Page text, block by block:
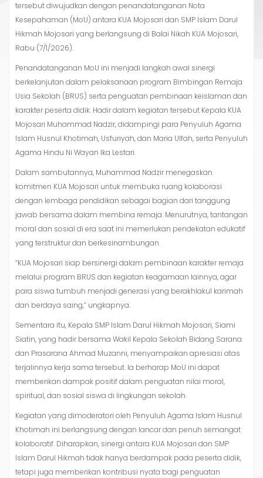
tersebut diwujudkan dengan penandatanganan Nota
Kesepahaman (MoU) antara KUA Mojosari dan SMP Islam Darul
Hikmah Mojosari yang berlangsung di Balai Nikah KUA Mojosari,
Rabu (7/1/2026).
Penandatanganan MoU ini menjadi langkah awal sinergi
berkelanjutan dalam pelaksanaan program Bimbingan Remaja
Usia Sekolah (BRUS) serta penguatan pembinaan keislaman dan
karakter peserta didik. Hadir dalam kegiatan tersebut Kepala KUA
Mojosari Muhammad Nadzir, didampingi para Penyuluh Agama
Islam Husnul Khotimah, Usfuriyah, dan Maria Ulfah, serta Penyuluh
Agama Hindu Ni Wayan Ika Lestari.
Dalam sambutannya, Muhammad Nadzir menegaskan
komitmen KUA Mojosari untuk membuka ruang kolaborasi
dengan lembaga pendidikan sebagai bagian dari tanggung
jawab bersama dalam membina remaja. Menurutnya, tantangan
moral dan sosial di era saat ini memerlukan pendekatan edukatif
yang terstruktur dan berkesinambungan.
“KUA Mojosari siap bersinergi dalam pembinaan karakter remaja
melalui program BRUS dan kegiatan keagamaan lainnya, agar
para siswa tumbuh menjadi generasi yang berakhlakul karimah
dan berdaya saing,” ungkapnya.
Sementara itu, Kepala SMP Islam Darul Hikmah Mojosari, Siami
Siatin, yang hadir bersama Wakil Kepala Sekolah Bidang Sarana
dan Prasarana Ahmad Muzanni, menyampaikan apresiasi atas
terjalinnya kerja sama tersebut. Ia berharap MoU ini dapat
memberikan dampak positif dalam penguatan nilai moral,
spiritual, dan sosial siswa di lingkungan sekolah.
Kegiatan yang dimoderatori oleh Penyuluh Agama Islam Husnul
Khotimah ini berlangsung dengan lancar dan penuh semangat
kolaboratif. Diharapkan, sinergi antara KUA Mojosari dan SMP
Islam Darul Hikmah tidak hanya berdampak pada peserta didik,
tetapi juga memberikan kontribusi nyata bagi penguatan